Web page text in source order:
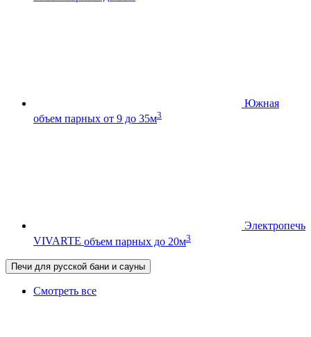
Южная
объем парных от 9 до 35м3
Электропечь
VIVARTE объем парных до 20м3
Печи для русской бани и сауны
Смотреть все